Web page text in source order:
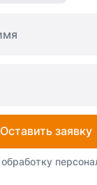
Оставить заявку
обработку